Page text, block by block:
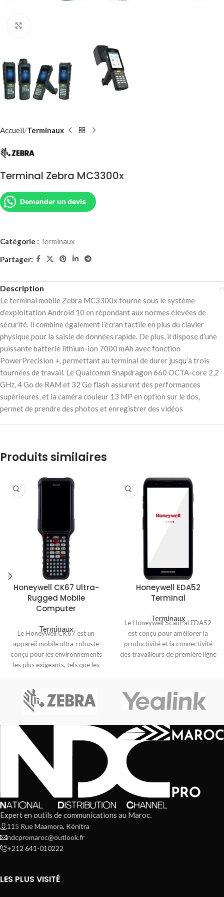
Accueil Terminaux
Terminal Zebra MC3300x
Demander un devis
Catégorie : Terminaux
Partager:
Description
Le terminal mobile Zebra MC3300x tourne sous le système
d’exploitation Android 10 en répondant aux normes élevées de
sécurité. Il combine également l’écran tactile en plus du clavier
physique pour la saisie de données rapide. De plus, il dispose d’une
puissante batterie lithium-ion 7000 mAh avec fonction
PowerPrecision +, permettant au terminal de durer jusqu’à trois
tournées de travail. Le Qualcomm Snapdragon 660 OCTA-core 2,2
GHz, 4 Go de RAM et 32 ​​Go flash assurent des performances
supérieures, et la caméra couleur 13 MP en option sur le dos,
permet de prendre des photos et enregistrer des vidéos
Produits similaires
Honeywell CK67 Ultra-
Rugged Mobile
Computer
Terminaux
Le Honeywell CK67 est un
appareil mobile ultra-robuste
conçu pour les environnements
les plus exigeants, tels que les
Honeywell EDA52
Terminal
Terminaux
Le Honeywell ScanPal EDA52
est conçu pour améliorer la
productivité et la connectivité
des travailleurs de première ligne
Expert en outils de communications au Maroc.
115 Rue Maamora, Kénitra
ndcpromaroc@outlook.fr
+212 641-010222
LES PLUS VISITÉ